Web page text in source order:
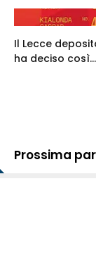
Il Lecce
ha deciso così...
Prossima